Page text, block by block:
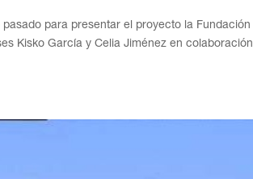
para presentar el proyecto la Fundación
Kisko García y Celia Jiménez en colaboración